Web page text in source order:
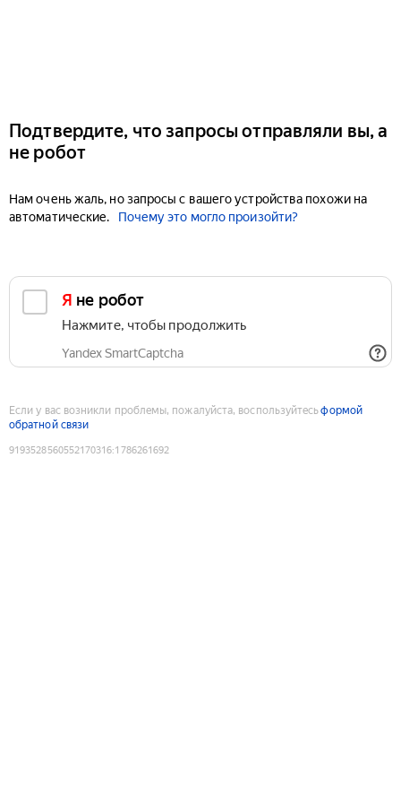
Подтвердите, что запросы отправляли вы, а
не робот
Нам очень жаль, но запросы с вашего устройства похожи на
автоматические.
Почему это могло произойти?
Я не робот
Нажмите, чтобы продолжить
Yandex SmartCaptcha
Если у вас возникли проблемы, пожалуйста, воспользуйтесьформой
обратной связи
9193528560552170316:1786261692